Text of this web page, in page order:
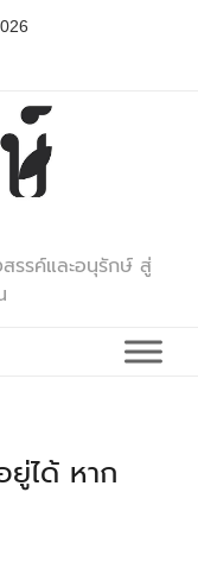
รรค์และอนุรักษ์ สู่
ยู่ได้ หาก